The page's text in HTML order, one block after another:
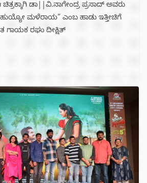
ಡಾ||ವಿ.ನಾಗೇಂದ್ರ ಪ್ರಸಾದ್ ಅವರು
ಮಳೆರಾಯ” ಎಂಬ ಹಾಡು ಇತ್ತೀಚಿಗೆ
ಗಾಯಕ ರಘು ದೀಕ್ಷಿತ್